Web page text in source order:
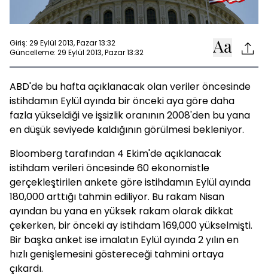
Giriş: 29 Eylül 2013, Pazar 13:32
Güncelleme: 29 Eylül 2013, Pazar 13:32
ABD'de bu hafta açıklanacak olan veriler öncesinde
istihdamın Eylül ayında bir önceki aya göre daha
fazla yükseldiği ve işsizlik oranının 2008'den bu yana
en düşük seviyede kaldığının görülmesi bekleniyor.
Bloomberg tarafından 4 Ekim'de açıklanacak
istihdam verileri öncesinde 60 ekonomistle
gerçekleştirilen ankete göre istihdamın Eylül ayında
180,000 arttığı tahmin ediliyor. Bu rakam Nisan
ayından bu yana en yüksek rakam olarak dikkat
çekerken, bir önceki ay istihdam 169,000 yükselmişti.
Bir başka anket ise imalatın Eylül ayında 2 yılın en
hızlı genişlemesini göstereceği tahmini ortaya
çıkardı.